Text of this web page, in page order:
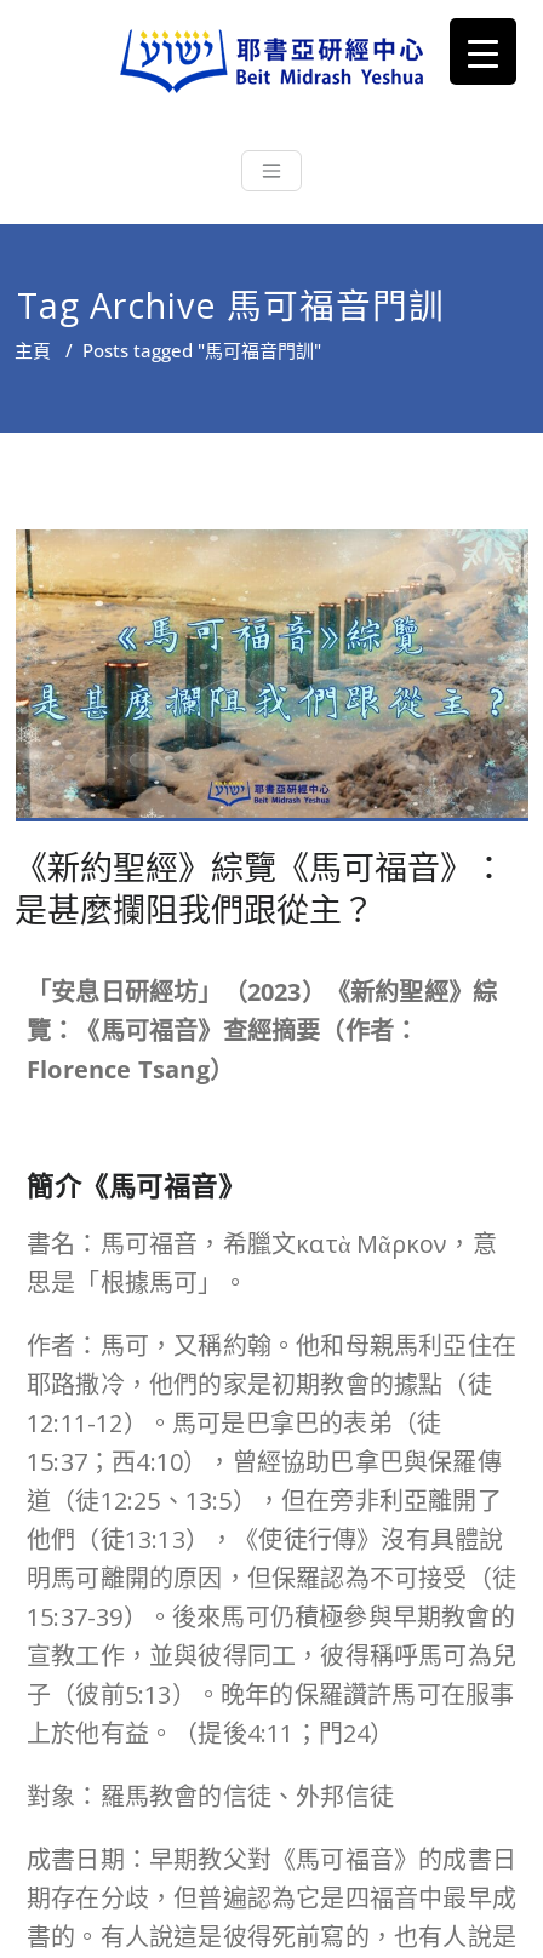
耶書亞研經中心
根源明白聖經，成為更好的門徒
Tag Archive 馬可福音門訓
主頁 / Posts tagged "馬可福音門訓"
《新約聖經》綜覽《馬可福音》：
是甚麼攔阻我們跟從主？
「安息日研經坊」（2023）《新約聖經》綜
覽：《馬可福音》查經摘要（作者：
Florence Tsang）
簡介《馬可福音》
書名：馬可福音，希臘文κατὰ Μᾶρκον，意
思是「根據馬可」。
作者：馬可，又稱約翰。他和母親馬利亞住在
耶路撒冷，他們的家是初期教會的據點（徒
12:11-12）。馬可是巴拿巴的表弟（徒
15:37；西4:10），曾經協助巴拿巴與保羅傳
道（徒12:25、13:5），但在旁非利亞離開了
他們（徒13:13），《使徒行傳》沒有具體說
明馬可離開的原因，但保羅認為不可接受（徒
15:37-39）。後來馬可仍積極參與早期教會的
宣教工作，並與彼得同工，彼得稱呼馬可為兒
子（彼前5:13）。晚年的保羅讚許馬可在服事
上於他有益。（提後4:11；門24）
對象：羅馬教會的信徒、外邦信徒
成書日期：早期教父對《馬可福音》的成書日
期存在分歧，但普遍認為它是四福音中最早成
書的。有人說這是彼得死前寫的，也有人說是